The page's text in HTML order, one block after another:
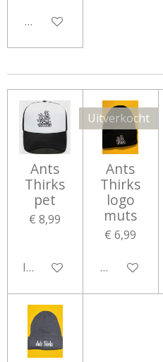
Houd mij op de hoogte
Ants
Thirks
pet
€ 8,99
In winkelwagen
Uitverkocht
Ants
Thirks
logo
muts
€ 6,99
Houd mij